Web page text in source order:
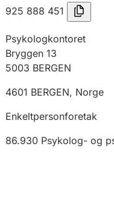
925 888 451
Psykologkontoret
Bryggen 13
5003 BERGEN
4601 BERGEN, Norge
Enkeltpersonforetak
86.930 Psykolog- og